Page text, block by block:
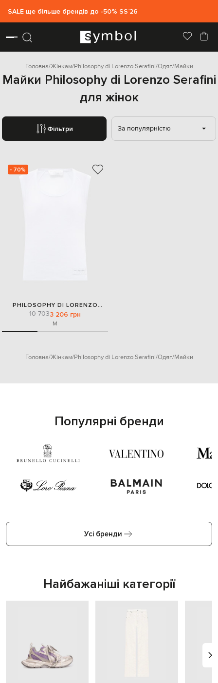
SALE ще більше брендів до -50% SS`26
Головна Жінкам Philosophy di Lorenzo Serafini Одяг Майки
Майки Philosophy di Lorenzo Serafini
для жінок
Фільтри За популярністю
- 70%
PHILOSOPHY DI LORENZO
SERAFINI
10 7033 206 грн
M
Головна Жінкам Philosophy di Lorenzo Serafini Одяг Майки
Популярні бренди
Усі бренди
Найбажаніші категорії